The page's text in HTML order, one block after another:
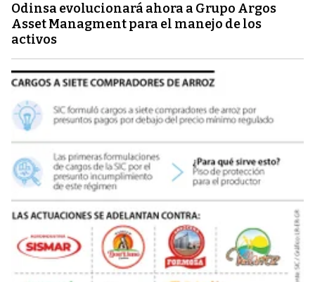
Odinsa evolucionará ahora a Grupo Argos
Asset Managment para el manejo de los
activos